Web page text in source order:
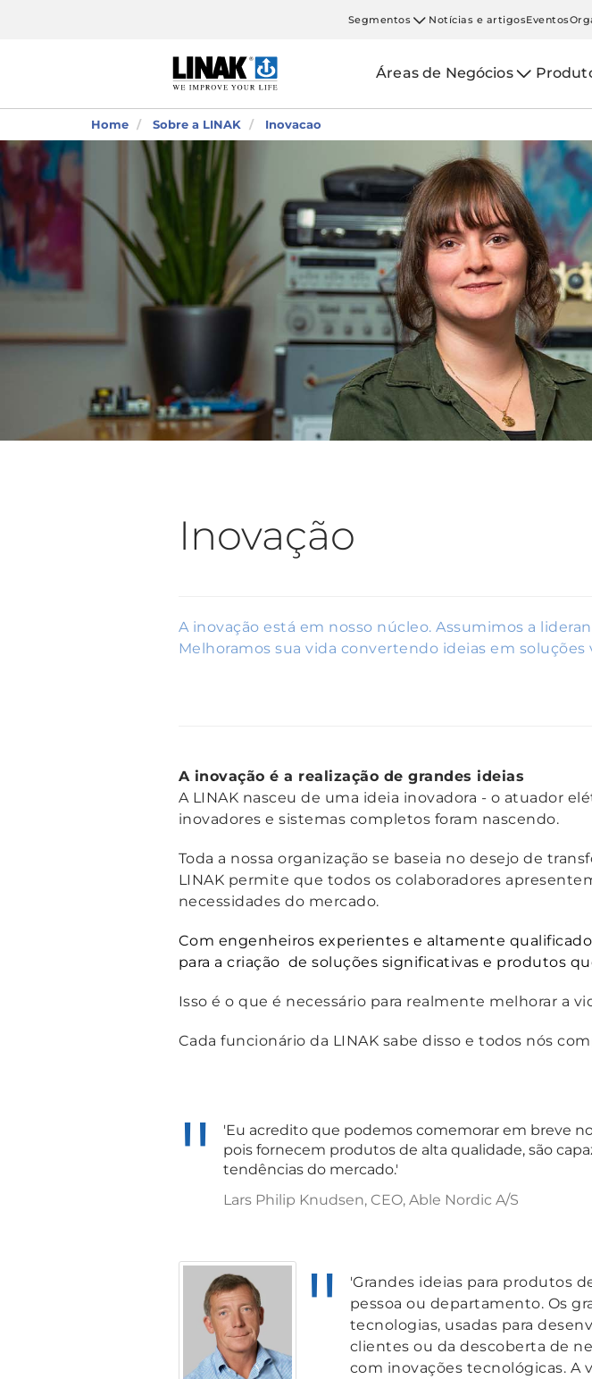
Segmentos Notícias e artigosEventos
Áreas de Negócios
Home Sobre a LINAK Inovacao
Inovação
A inovação está em nosso núcleo. Assumimos a
Melhoramos sua vida convertendo ideias em soluções
A inovação é a realização de grandes ideias
A LINAK nasceu de uma ideia inovadora - o atuador
inovadores e sistemas completos foram nascendo.
Toda a nossa organização se baseia no desejo de
LINAK permite que todos os colaboradores
necessidades do mercado.
Com engenheiros experientes e altamente
para a criação de soluções significativas e produtos
Isso é o que é necessário para realmente melhorar a
Cada funcionário da LINAK sabe disso e todos nós
'Eu acredito que podemos comemorar em breve
pois fornecem produtos de alta qualidade, são
tendências do mercado.'
Lars Philip Knudsen, CEO, Able Nordic A/S
'Grandes ideias para produtos
pessoa ou departamento. Os
tecnologias, usadas para
clientes ou da descoberta de
com inovações tecnológicas. A